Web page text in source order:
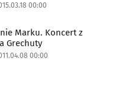
00:00
Marku. Koncert z
Grechuty
00:00